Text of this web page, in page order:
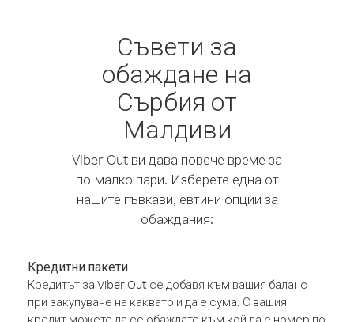
Съвети за
обаждане на
Сърбия от
Малдиви
Viber Out ви дава повече време за
по-малко пари. Изберете една от
нашите гъвкави, евтини опции за
обаждания:
Кредитни пакети
Кредитът за Viber Out се добавя към вашия баланс
при закупуване на каквато и да е сума. С вашия